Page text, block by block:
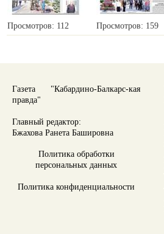
Просмотров: 112 Просмотров: 159
Газета "Кабардино-Балкарс-кая
правда"
Главный редактор:
Бжахова Ранета Башировна
Политика обработки
персональных данных
Политика конфиденциальности